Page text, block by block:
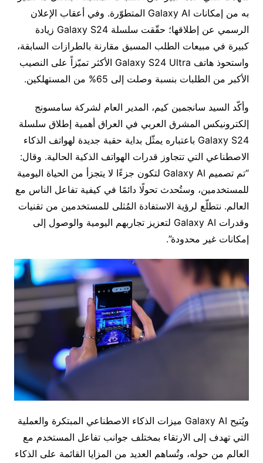
به من إمكانات Galaxy AI المتطوّرة. وفي أعقاب الإعلان
الرسمي عن إطلاقها؛ حقّقت سلسلة Galaxy S24 زيادة
كبيرة في مبيعات الطلب المسبق مقارنة بالطرازات السابقة،
واستحوذ هاتف Galaxy S24 Ultra الأكثر تميّزاً على النصيب
الأكبر من الطلبات بنسبة وصلت إلى 65% من المستهلكين.
وأكّد السيد سانجمين كيم، المدير العام لشركة سامسونج
إلكترونيكس المشرق العربي في العراق أهمية إطلاق سلسلة
Galaxy S24 باعتباره يمثّل بداية حقبة جديدة لهواتف الذكاء
الاصطناعي التي تتجاوز قدرات الهواتف الذكية الحالية. وقال:
“تم تصميم Galaxy AI لتكون جزءًا لا يتجزأ من الحياة اليومية
للمستخدمين، وستُحدث تحولًا دائمًا في كيفية تفاعل الناس مع
العالم. نتطلّع لرؤية الاستفادة المُثلى للمستخدمين من تقنيات
وقدرات Galaxy AI لتعزيز تجاربهم اليومية والوصول إلى
إمكانات غير محدودة”.
ويُتيح Galaxy AI ميزات الذكاء الاصطناعي المبتكرة والعملية
التي تهدف إلى الارتقاء بمختلف جوانب تفاعل المستخدم مع
العالم من حوله، وتُساهم العديد من المزايا القائمة على الذكاء